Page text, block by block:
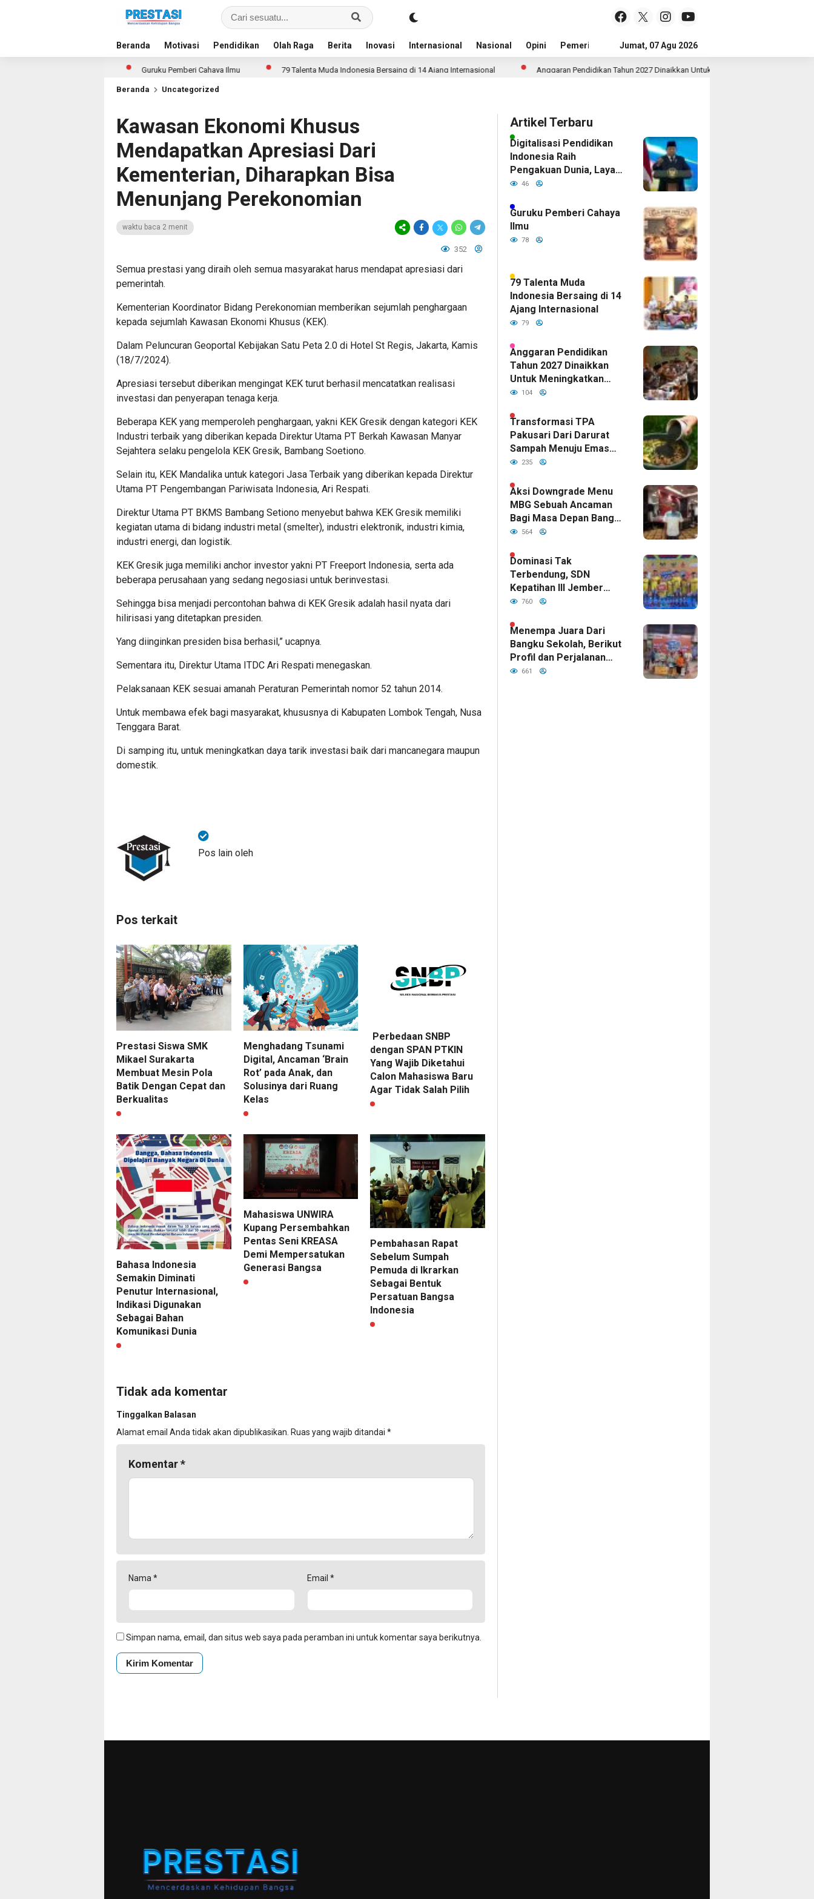
Beranda Motivasi Pendidikan Olah Raga Berita Inovasi Internasional Nasional Opini Pemerintah Sejarah Dan Budaya
Jumat, 07 Agu 2026
Guruku Pemberi Cahaya Ilmu 79 Talenta Muda Indonesia Bersaing di 14 Ajang Internasional Anggaran Pendidikan Tahun 2027 Dinaikkan Untuk Meningkatkan Kualitas Anak Bangsa,
Beranda Uncategorized
Kawasan Ekonomi Khusus
Mendapatkan Apresiasi Dari
Kementerian, Diharapkan Bisa
Menunjang Perekonomian
waktu baca 2 menit
352
Semua prestasi yang diraih oleh semua masyarakat harus mendapat apresiasi dari
pemerintah.
Kementerian Koordinator Bidang Perekonomian memberikan sejumlah penghargaan
kepada sejumlah Kawasan Ekonomi Khusus (KEK).
Dalam Peluncuran Geoportal Kebijakan Satu Peta 2.0 di Hotel St Regis, Jakarta, Kamis
(18/7/2024).
Apresiasi tersebut diberikan mengingat KEK turut berhasil mencatatkan realisasi
investasi dan penyerapan tenaga kerja.
Beberapa KEK yang memperoleh penghargaan, yakni KEK Gresik dengan kategori KEK
Industri terbaik yang diberikan kepada Direktur Utama PT Berkah Kawasan Manyar
Sejahtera selaku pengelola KEK Gresik, Bambang Soetiono.
Selain itu, KEK Mandalika untuk kategori Jasa Terbaik yang diberikan kepada Direktur
Utama PT Pengembangan Pariwisata Indonesia, Ari Respati.
Direktur Utama PT BKMS Bambang Setiono menyebut bahwa KEK Gresik memiliki
kegiatan utama di bidang industri metal (smelter), industri elektronik, industri kimia,
industri energi, dan logistik.
KEK Gresik juga memiliki anchor investor yakni PT Freeport Indonesia, serta ada
beberapa perusahaan yang sedang negosiasi untuk berinvestasi.
Sehingga bisa menjadi percontohan bahwa di KEK Gresik adalah hasil nyata dari
hilirisasi yang ditetapkan presiden.
Yang diinginkan presiden bisa berhasil,” ucapnya.
Sementara itu, Direktur Utama ITDC Ari Respati menegaskan.
Pelaksanaan KEK sesuai amanah Peraturan Pemerintah nomor 52 tahun 2014.
Untuk membawa efek bagi masyarakat, khususnya di Kabupaten Lombok Tengah, Nusa
Tenggara Barat.
Di samping itu, untuk meningkatkan daya tarik investasi baik dari mancanegara maupun
domestik.
Pos lain oleh
Pos terkait
Prestasi Siswa SMK
Mikael Surakarta
Membuat Mesin Pola
Batik Dengan Cepat dan
Berkualitas
Menghadang Tsunami
Digital, Ancaman ‘Brain
Rot’ pada Anak, dan
Solusinya dari Ruang
Kelas
Perbedaan SNBP
dengan SPAN PTKIN
Yang Wajib Diketahui
Calon Mahasiswa Baru
Agar Tidak Salah Pilih
Bahasa Indonesia
Semakin Diminati
Penutur Internasional,
Indikasi Digunakan
Sebagai Bahan
Komunikasi Dunia
Mahasiswa UNWIRA
Kupang Persembahkan
Pentas Seni KREASA
Demi Mempersatukan
Generasi Bangsa
Pembahasan Rapat
Sebelum Sumpah
Pemuda di Ikrarkan
Sebagai Bentuk
Persatuan Bangsa
Indonesia
Tidak ada komentar
Tinggalkan Balasan
Alamat email Anda tidak akan dipublikasikan. Ruas yang wajib ditandai *
Komentar*
Nama * Email *
Simpan nama, email, dan situs web saya pada peramban ini untuk komentar saya berikutnya.
Artikel Terbaru
Digitalisasi Pendidikan
Indonesia Raih
Pengakuan Dunia, Layar
Pintar Untuk Semua
46
Guruku Pemberi Cahaya
Ilmu
78
79 Talenta Muda
Indonesia Bersaing di 14
Ajang Internasional
79
Anggaran Pendidikan
Tahun 2027 Dinaikkan
Untuk Meningkatkan
Kualitas Anak Bangsa,
DPR RI
104
Transformasi TPA
Pakusari Dari Darurat
Sampah Menuju Emas
Hijau di Era
Fawait
235
Aksi Downgrade Menu
MBG Sebuah Ancaman
Bagi Masa Depan Bangsa
Indonesia
564
Dominasi Tak
Terbendung, SDN
Kepatihan III Jember
Pertahankan Gelar
760
Menempa Juara Dari
Bangku Sekolah, Berikut
Profil dan Perjalanan
Tim Basket SDN
661